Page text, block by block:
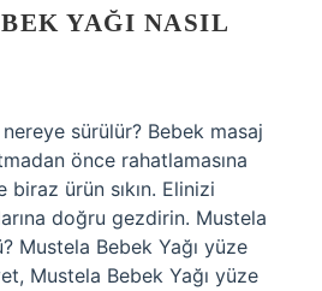
YAĞI NASIL
sürülür? Bebek masaj
önce rahatlamasına
biraz ürün sıkın. Elinizi
doğru gezdirin. Mustela
Mustela Bebek Yağı yüze
Mustela Bebek Yağı yüze